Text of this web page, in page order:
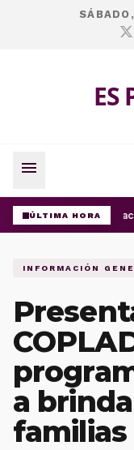
ES
menu
ÚLTIMA HORA
INFORMACIÓN
a
familias